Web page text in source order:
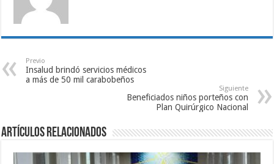
Previo
Insalud brindó servicios médicos
a más de 50 mil carabobeños
Siguiente
Beneficiados niños porteños con
Plan Quirúrgico Nacional
Artículos relacionados